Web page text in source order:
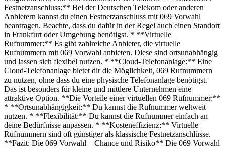
Festnetzanschluss:** Bei der Deutschen Telekom oder anderen
Anbietern kannst du einen Festnetzanschluss mit 069 Vorwahl
beantragen. Beachte, dass du dafür in der Regel auch einen Standort
in Frankfurt oder Umgebung benötigst. * **Virtuelle
Rufnummer:** Es gibt zahlreiche Anbieter, die virtuelle
Rufnummern mit 069 Vorwahl anbieten. Diese sind ortsunabhängig
und lassen sich flexibel nutzen. * **Cloud-Telefonanlage:** Eine
Cloud-Telefonanlage bietet dir die Möglichkeit, 069 Rufnummern
zu nutzen, ohne dass du eine physische Telefonanlage benötigst.
Das ist besonders für kleine und mittlere Unternehmen eine
attraktive Option. **Die Vorteile einer virtuellen 069 Rufnummer:**
* **Ortsunabhängigkeit:** Du kannst die Rufnummer weltweit
nutzen. * **Flexibilität:** Du kannst die Rufnummer einfach an
deine Bedürfnisse anpassen. * **Kosteneffizienz:** Virtuelle
Rufnummern sind oft günstiger als klassische Festnetzanschlüsse.
**Fazit: Die 069 Vorwahl – Chance und Risiko** Die 069 Vorwahl